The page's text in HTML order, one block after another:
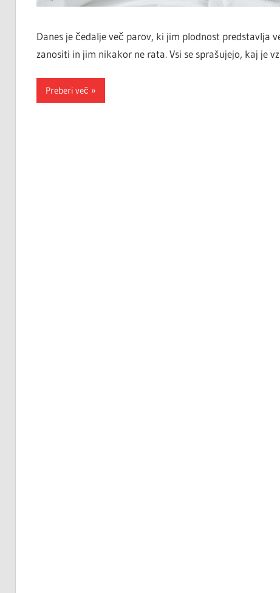
Danes je čedalje več parov, ki jim plodnost predstavlja
zanositi in jim nikakor ne rata. Vsi se sprašujejo, kaj je
Preberi več